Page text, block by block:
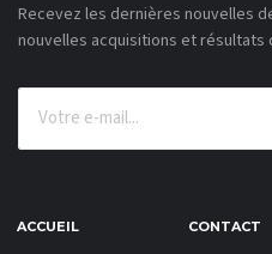
Recevez les dernières nouvelles
nouvelles acquisitions et résultats
ACCUEIL CONTACT